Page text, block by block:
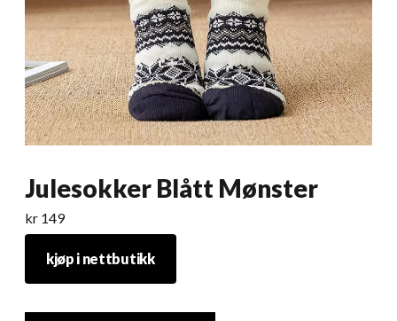
Julesokker Blått Mønster
kr 149
kjøp i nettbutikk